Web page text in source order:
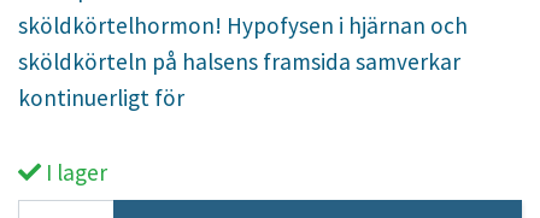
sköldkörtelhormon! Hypofysen i hjärnan och
sköldkörteln på halsens framsida samverkar
kontinuerligt för
I lager